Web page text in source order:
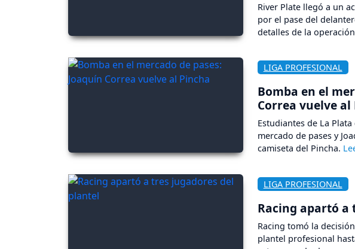
River Plate llegó a un
por el pase del
detalles de la
LIGA PROFESIONAL
Bomba en el
Correa vuelve al
Estudiantes de La
mercado de pases y
camiseta del Pincha.
LIGA PROFESIONAL
Racing apartó a
Racing tomó la
plantel profesional